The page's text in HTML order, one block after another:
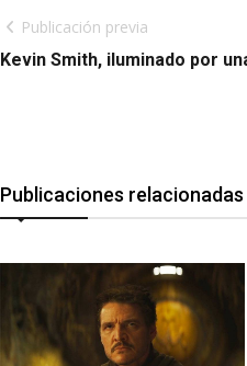
Publicación previa
Kevin Smith, iluminado por
Publicaciones relacionadas